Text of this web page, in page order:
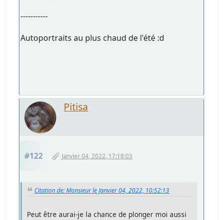
-----------
Autoportraits au plus chaud de l'été :d
Pitisa
#122 Janvier 04, 2022, 17:18:03
Citation de: Monsieur le Janvier 04, 2022, 10:52:13
Peut être aurai-je la chance de plonger moi aussi